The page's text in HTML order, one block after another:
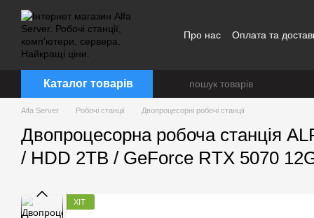
Перейти до основного контенту
Про нас Оплата та
Каталог товарів
Alfa Server Робочі станції Двопроцесорні робочі станції
Двопроцесорна робоча станція
/ HDD 2TB / GeForce RTX 5070
ХІТ